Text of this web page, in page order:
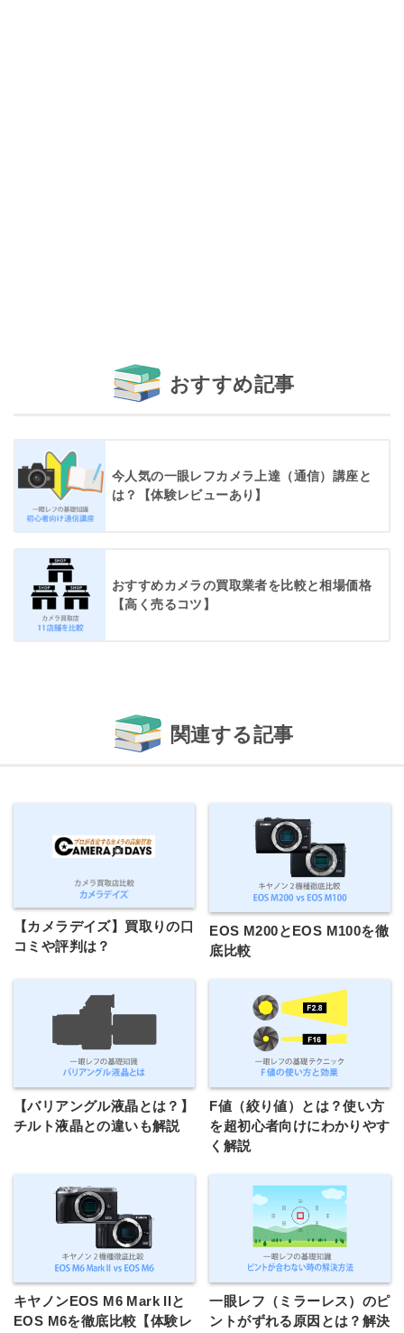
おすすめ記事
今人気の一眼レフカメラ上達（通信）講座と
は？【体験レビューあり】
おすすめカメラの買取業者を比較と相場価格
【高く売るコツ】
関連する記事
【カメラデイズ】買取りの口
コミや評判は？
EOS M200とEOS M100を徹
底比較
【バリアングル液晶とは？】
チルト液晶との違いも解説
F値（絞り値）とは？使い方
を超初心者向けにわかりやす
く解説
キヤノンEOS M6 Mark IIと
EOS M6を徹底比較【体験レ
一眼レフ（ミラーレス）のピ
ントがずれる原因とは？解決